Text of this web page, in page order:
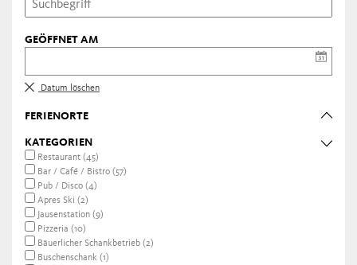
GEÖFFNET AM
Datum löschen
FERIENORTE
KATEGORIEN
Restaurant (45)
Bar / Café / Bistro (57)
Pub / Disco (4)
Apres Ski (2)
Jausenstation (9)
Pizzeria (10)
Bäuerlicher Schankbetrieb (2)
Buschenschank (1)